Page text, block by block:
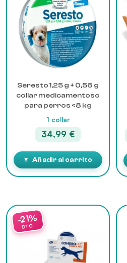
Seresto 1,25 g + 0,56 g
collar medicamentoso
para perros <8 kg
1 collar
34,99 €
Añadir al carrito